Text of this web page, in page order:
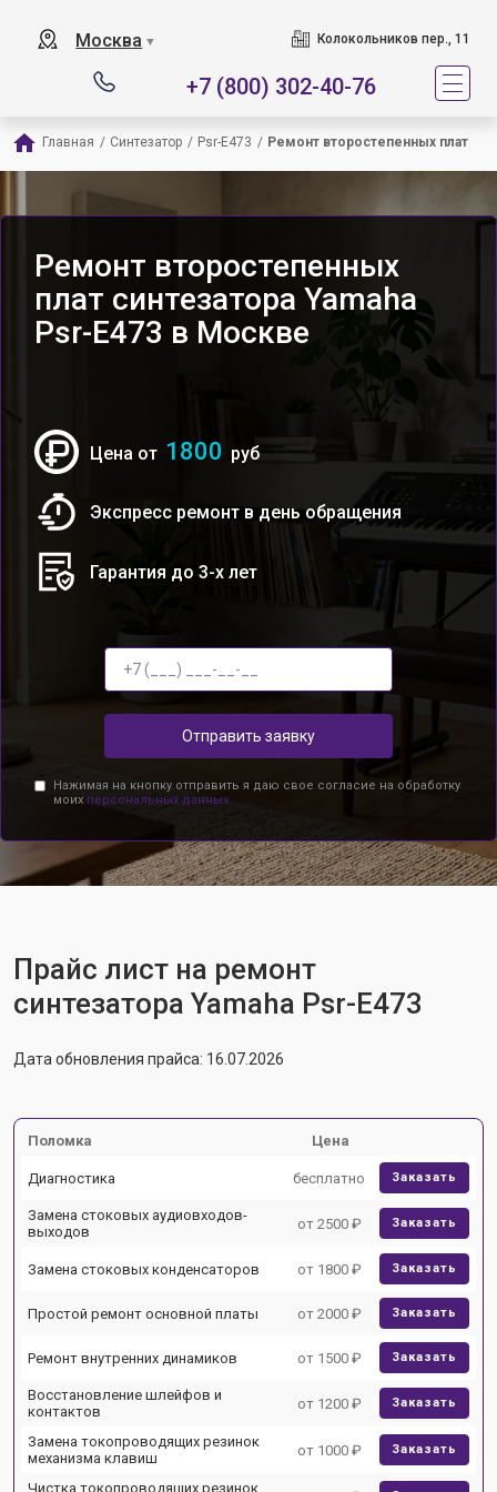
Москва ▼ Колокольников пер., 11
+7 (800) 302-40-76
Главная / Синтезатор / Psr-E473 / Ремонт второстепенных плат
Ремонт второстепенных
плат синтезатора Yamaha
Psr-E473 в Москве
Цена от 1800 руб
Экспресс ремонт в день обращения
Гарантия до 3-х лет
Отправить заявку
Нажимая на кнопку отправить я даю свое согласие на обработку
моих персональных данных.
Прайс лист на ремонт
синтезатора Yamaha Psr-E473
Дата обновления прайса: 16.07.2026
Поломка Цена
Диагностика бесплатно Заказать
Замена стоковых аудиовходов-
выходов
от 2500 ₽ Заказать
Замена стоковых конденсаторов от 1800 ₽ Заказать
Простой ремонт основной платы от 2000 ₽ Заказать
Ремонт внутренних динамиков от 1500 ₽ Заказать
Восстановление шлейфов и
контактов
от 1200 ₽ Заказать
Замена токопроводящих резинок
механизма клавиш
от 1000 ₽ Заказать
Чистка токопроводящих резинок